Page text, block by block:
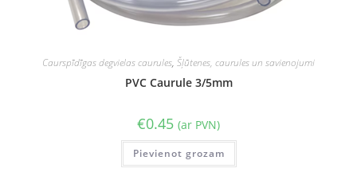
Caurspīdīgas degvielas caurules, Šļūtenes, caurules un savienojumi
PVC Caurule 3/5mm
€0.45 (ar PVN)
Pievienot grozam